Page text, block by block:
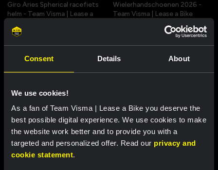
Consent Details About
We use cookies!
As a fan of Team Visma | Lease a Bike you deserve the
best possible digital experience. We use cookies to make
the website work better and to provide you with a
targeted and personalized offer. Read our privacy and
cookie statement.
Giro Aries Spherical racefiets
helm - Team Visma | Lease a
US$ 377,60
Wielerhandschoenen 2026 -
Team Visma | Lease a Bike